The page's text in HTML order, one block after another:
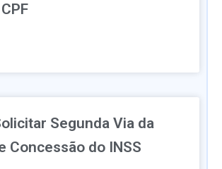
Segunda Via da
Concessão do INSS